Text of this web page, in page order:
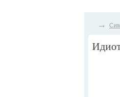
→